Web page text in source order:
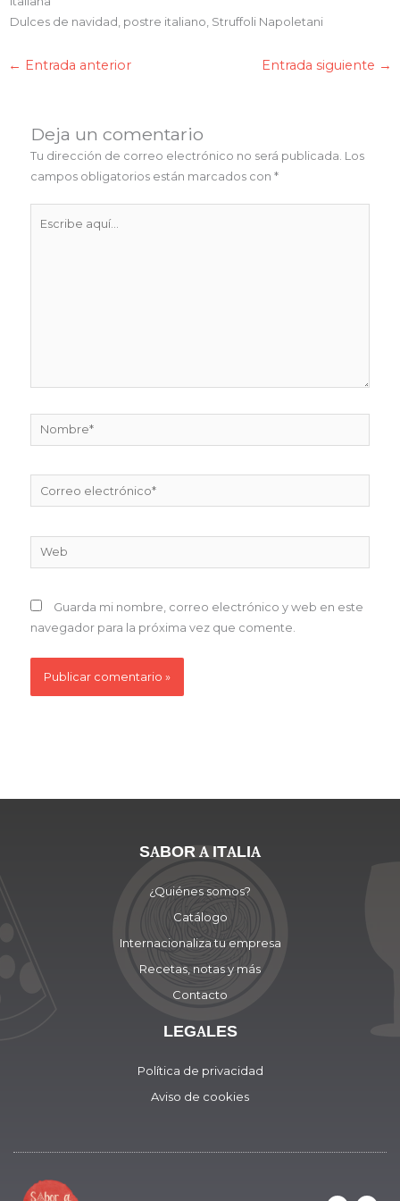
Dulces de navidad, postre italiano, Struffoli Napoletani
← Entrada anterior Entrada siguiente →
Deja un comentario
Tu dirección de correo electrónico no será publicada. Los
campos obligatorios están marcados con*
Nombre*
Correo
electrónico*
Web
Guarda mi nombre, correo electrónico y web en este
navegador para la próxima vez que comente.
SABOR A ITALIA
¿Quiénes somos?
Catálogo
Internacionaliza tu empresa
Recetas, notas y más
Contacto
LEGALES
Política de privacidad
Aviso de cookies